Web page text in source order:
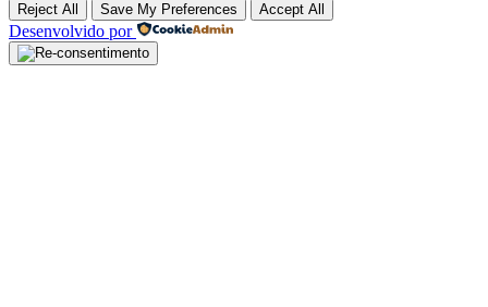
Reject All Save My Preferences Accept All
Desenvolvido por